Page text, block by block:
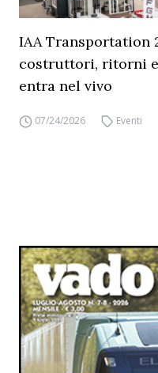
IAA Transportation
costruttori, ritorni
entra nel vivo
07/24/2026 Eventi